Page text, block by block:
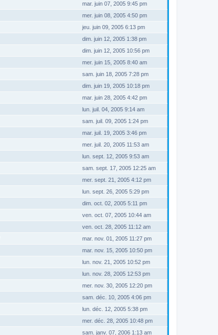
mar. juin 07, 2005 9:45 pm
mer. juin 08, 2005 4:50 pm
jeu. juin 09, 2005 6:13 pm
dim. juin 12, 2005 1:38 pm
dim. juin 12, 2005 10:56 pm
mer. juin 15, 2005 8:40 am
sam. juin 18, 2005 7:28 pm
dim. juin 19, 2005 10:18 pm
mar. juin 28, 2005 4:42 pm
lun. juil. 04, 2005 9:14 am
sam. juil. 09, 2005 1:24 pm
mar. juil. 19, 2005 3:46 pm
mer. juil. 20, 2005 11:53 am
lun. sept. 12, 2005 9:53 am
sam. sept. 17, 2005 12:25 am
mer. sept. 21, 2005 4:12 pm
lun. sept. 26, 2005 5:29 pm
dim. oct. 02, 2005 5:11 pm
ven. oct. 07, 2005 10:44 am
ven. oct. 28, 2005 11:12 am
mar. nov. 01, 2005 11:27 pm
mar. nov. 15, 2005 10:50 pm
lun. nov. 21, 2005 10:52 pm
lun. nov. 28, 2005 12:53 pm
mer. nov. 30, 2005 12:20 pm
sam. déc. 10, 2005 4:06 pm
lun. déc. 12, 2005 5:38 pm
mer. déc. 28, 2005 10:48 pm
sam. janv. 07, 2006 1:13 am